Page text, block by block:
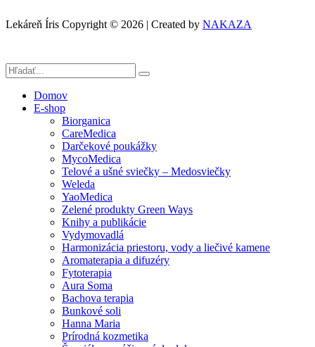
Lekáreň Íris Copyright © 2026 | Created by NAKAZA
Domov
E-shop
Biorganica
CareMedica
Darčekové poukážky
MycoMedica
Telové a ušné sviečky – Medosviečky
Weleda
YaoMedica
Zelené produkty Green Ways
Knihy a publikácie
Vydymovadlá
Harmonizácia priestoru, vody a liečivé kamene
Aromaterapia a difuzéry
Fytoterapia
Aura Soma
Bachova terapia
Bunkové soli
Hanna Maria
Prírodná kozmetika